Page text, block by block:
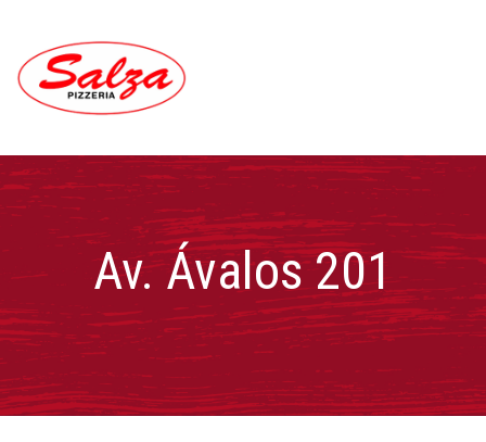
Av. Ávalos 201